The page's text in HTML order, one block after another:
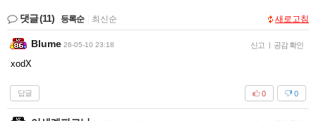
댓글(11) 등록순 최신순 새로고침
Blume 26-05-10 23:18 신고 | 공감 확인
xodX
답글 0
0